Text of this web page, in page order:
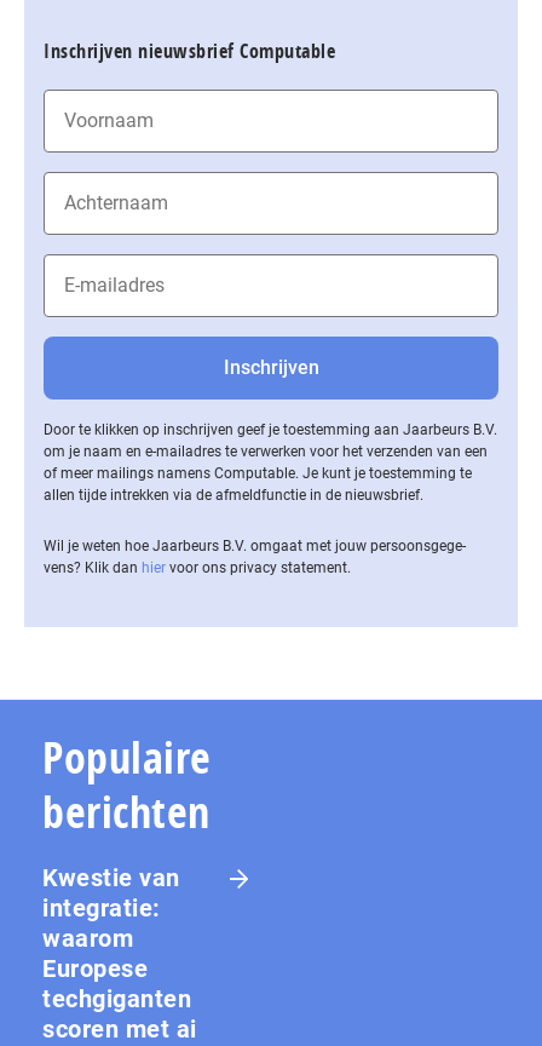
Inschrijven nieuwsbrief Computable
Door te klikken op inschrijven geef je toestemming aan Jaarbeurs B.V.
om je naam en e-mailadres te verwerken voor het verzenden van een
of meer mailings namens Computable. Je kunt je toestemming te
allen tijde intrekken via de af­meld­func­tie in de nieuwsbrief.
Wil je weten hoe Jaarbeurs B.V. omgaat met jouw per­soons­ge­ge­
vens? Klik dan hier voor ons privacy statement.
Populaire
berichten
Kwestie van
integratie:
waarom
Europese
techgiganten
scoren met ai